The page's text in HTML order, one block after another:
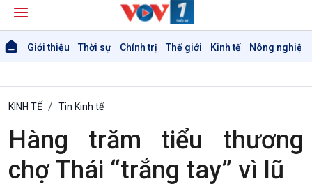
Giới thiệu Thời sự Chính trị Thế giới Kinh tế Nông nghiệp
KINH TẾ Tin Kinh tế
Hàng trăm tiểu thương
chợ Thái “trắng tay” vì lũ